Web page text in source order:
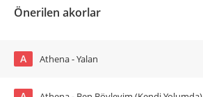
Önerilen akorlar
A Athena - Yalan